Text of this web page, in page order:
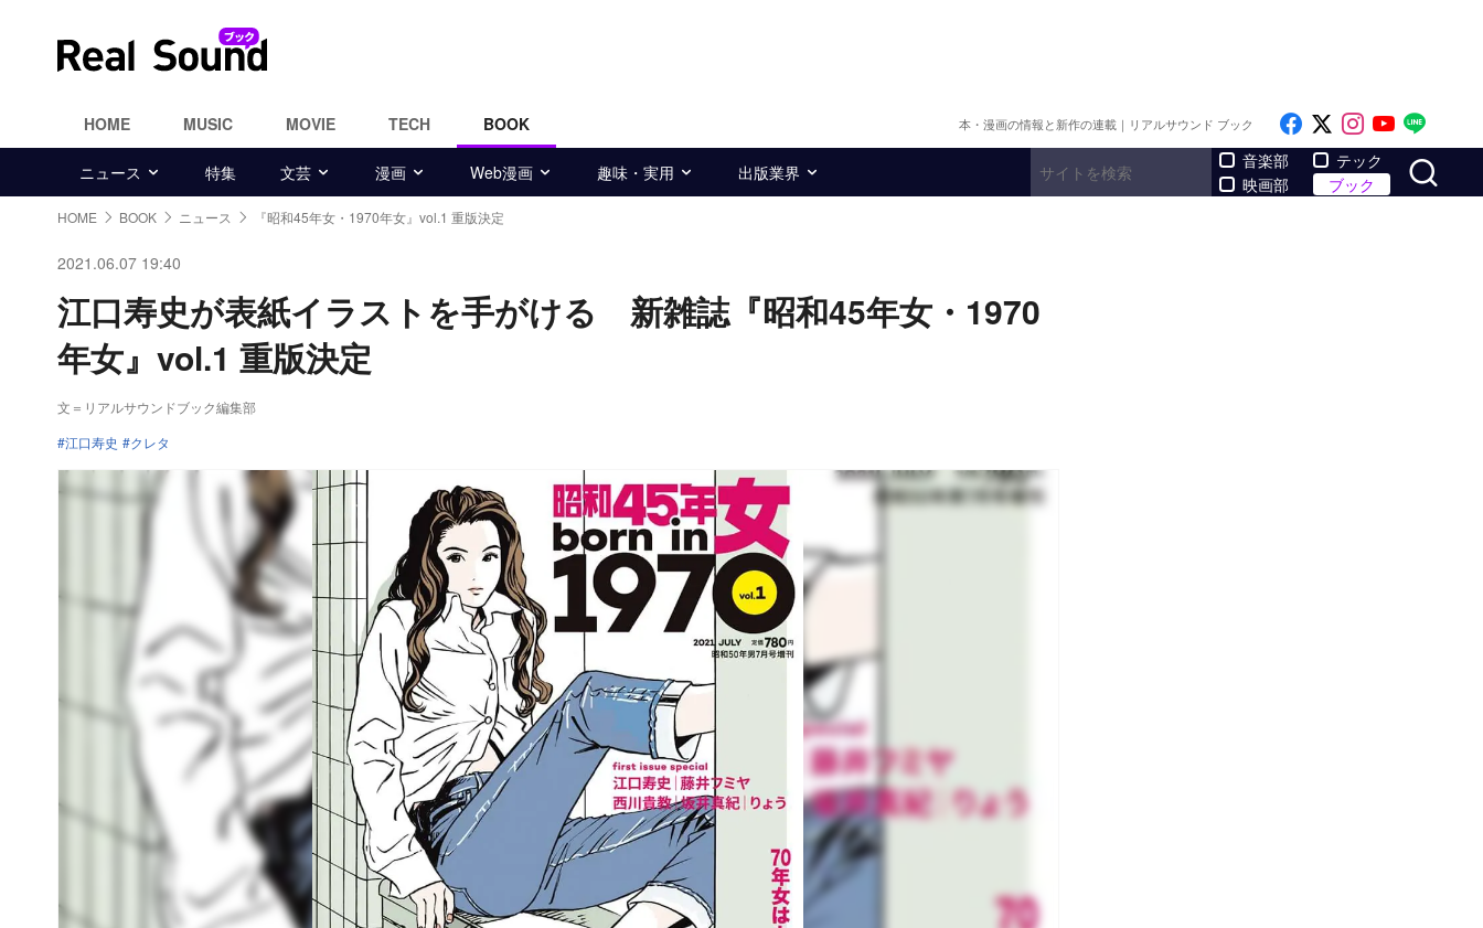
HOME MUSIC MOVIE TECH BOOK 本・漫画の情報と新作の連載｜リアルサウンド ブック Like on Facebook
Follow on x
Follow on
Follow
ニュース 特集 文芸 漫画 Web漫画 趣味・実用 出版業界
音楽部
映画部
テック
ブック
HOME BOOK ニュース 『昭和45年女・1970年女』vol.1 重版決定
2021.06.07 19:40
江口寿史が表紙イラストを手がける 新雑誌『昭和45年女・1970
年女』vol.1 重版決定
文＝リアルサウンドブック編集部
江口寿史
クレタ